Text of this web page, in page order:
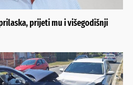
prijeti mu i višegodišnji